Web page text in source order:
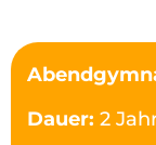
Dauer: 2